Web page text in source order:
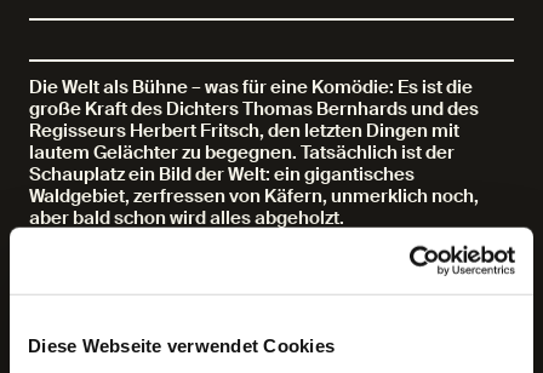
Diese Webseite verwendet Cookies
Die Welt als Bühne – was für eine Komödie: Es ist die
große Kraft des Dichters Thomas Bernhards und des
Regisseurs Herbert Fritsch, den letzten Dingen mit
lautem Gelächter zu begegnen. Tatsächlich ist der
Schauplatz ein Bild der Welt: ein gigantisches
Waldgebiet, zerfressen von Käfern, unmerklich noch,
aber bald schon wird alles abgeholzt.
Kunst und Politik, ein Schriftsteller und ein hoher Militär
treffen aufeinander, dazwischen eine Frau. Der Wald
gehört dem fast blinden General, der schon vor
auf dem Gipfel der Staatsmacht zu stehen scheint.